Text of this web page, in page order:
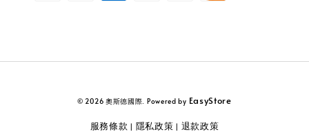
© 2026 奧斯德國際. Powered by EasyStore
服務條款 | 隱私政策 | 退款政策